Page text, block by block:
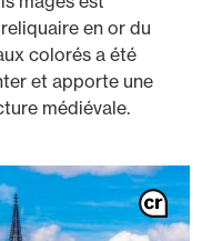
en or du
colorés a été
et apporte une
médiévale.